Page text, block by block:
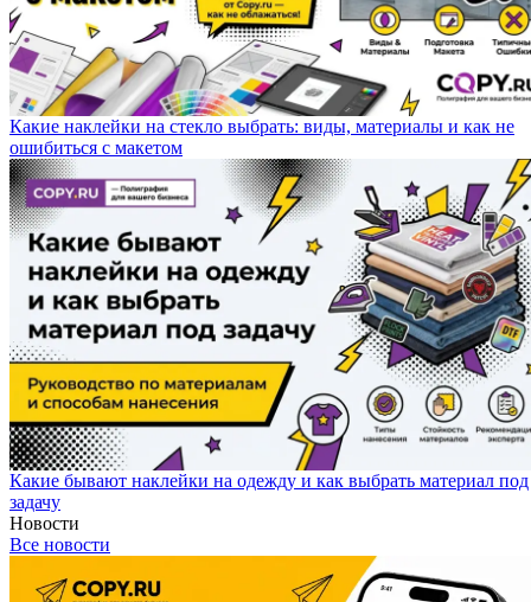
Какие наклейки на стекло выбрать: виды, материалы и как не
ошибиться с макетом
Какие бывают наклейки на одежду и как выбрать материал под
задачу
Новости
Все новости